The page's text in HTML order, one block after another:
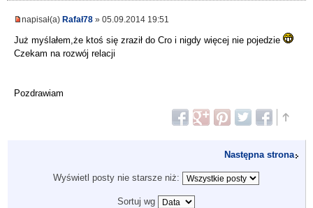
napisał(a) Rafał78 » 05.09.2014 19:51
Już myślałem,że ktoś się zraził do Cro i nigdy więcej nie pojedzie
Czekam na rozwój relacji
Pozdrawiam
Następna strona
Wyświetl posty nie starsze niż:
Sortuj wg